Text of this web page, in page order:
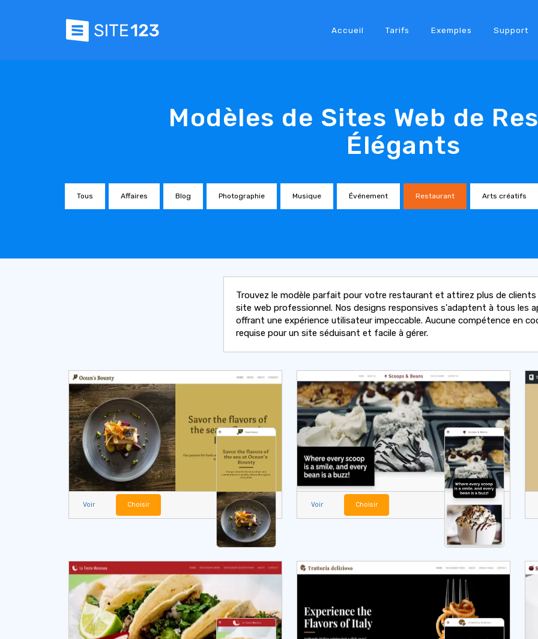
Accueil Tarifs Exemples Support
Modèles de Sites Web de
Élégants
Tous Affaires Blog Photographie Musique Événement Restaurant Arts créatifs
Trouvez le modèle parfait pour votre restaurant et attirez plus de clients
site web professionnel. Nos designs responsives s'adaptent à tous les
offrant une expérience utilisateur impeccable. Aucune compétence en
requise pour un site séduisant et facile à gérer.
Voir Choisir Voir Choisir